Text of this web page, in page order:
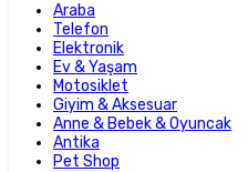
Araba
Telefon
Elektronik
Ev & Yaşam
Motosiklet
Giyim & Aksesuar
Anne & Bebek & Oyuncak
Antika
Pet Shop